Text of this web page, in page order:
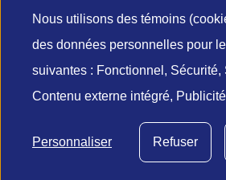
© 2026 Investissement Québec
Accessibilité
Conditions d'utilisation
Gestion des témoins
Utilisation
des
données
personnelles
Nous utilisons des témoins
des données personnelles pour
suivantes : Fonctionnel, Sécurité,
Contenu externe intégré,
Personnaliser Refuser